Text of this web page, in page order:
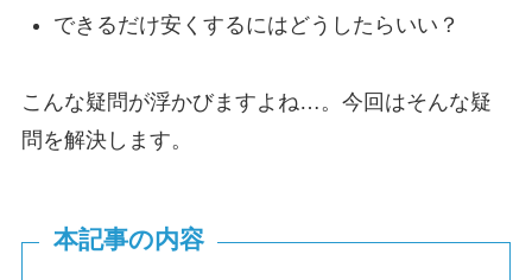
できるだけ安くするにはどうしたらいい？
こんな疑問が浮かびますよね…。今回はそんな疑
問を解決します。
本記事の内容